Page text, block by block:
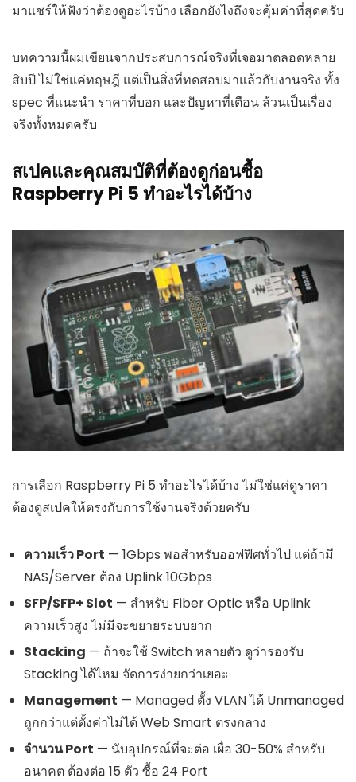
มาแชร์ให้ฟังว่าต้องดูอะไรบ้าง เลือกยังไงถึงจะคุ้มค่าที่สุดครับ
บทความนี้ผมเขียนจากประสบการณ์จริงที่เจอมาตลอดหลาย
สิบปี ไม่ใช่แค่ทฤษฎี แต่เป็นสิ่งที่ทดสอบมาแล้วกับงานจริง ทั้ง
spec ที่แนะนำ ราคาที่บอก และปัญหาที่เตือน ล้วนเป็นเรื่อง
จริงทั้งหมดครับ
สเปคและคุณสมบัติที่ต้องดูก่อนซื้อ
Raspberry Pi 5 ทำอะไรได้บ้าง
การเลือก Raspberry Pi 5 ทำอะไรได้บ้าง ไม่ใช่แค่ดูราคา
ต้องดูสเปคให้ตรงกับการใช้งานจริงด้วยครับ
ความเร็ว Port — 1Gbps พอสำหรับออฟฟิศทั่วไป แต่ถ้ามี
NAS/Server ต้อง Uplink 10Gbps
SFP/SFP+ Slot — สำหรับ Fiber Optic หรือ Uplink
ความเร็วสูง ไม่มีจะขยายระบบยาก
Stacking — ถ้าจะใช้ Switch หลายตัว ดูว่ารองรับ
Stacking ได้ไหม จัดการง่ายกว่าเยอะ
Management — Managed ตั้ง VLAN ได้ Unmanaged
ถูกกว่าแต่ตั้งค่าไม่ได้ Web Smart ตรงกลาง
จำนวน Port — นับอุปกรณ์ที่จะต่อ เผื่อ 30-50% สำหรับ
อนาคต ต้องต่อ 15 ตัว ซื้อ 24 Port